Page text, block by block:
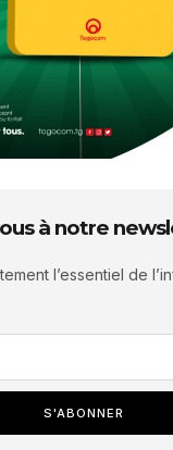
à notre
l’essentiel de
S'ABONNER